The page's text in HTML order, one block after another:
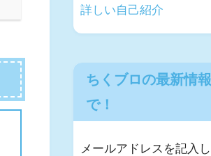
詳しい自己紹介
ちくブロの最新情
で！
メールアドレスを記入